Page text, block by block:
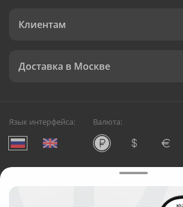
Клиентам
Доставка в Москве
Язык интерфейса: Валюта:
Служба круглосуточной доставки
Русский Букет, 2026